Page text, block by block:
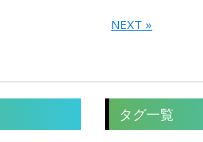
NEXT »
タグ一覧